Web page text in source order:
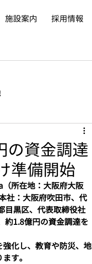
施設案内 採用情報
の資金調達
準備開始
所在地：大阪府大阪
社：大阪府吹田市、代
目黒区、代表取締役社
約1.8億円の資金調達を
化し、教育や防災、地
す。